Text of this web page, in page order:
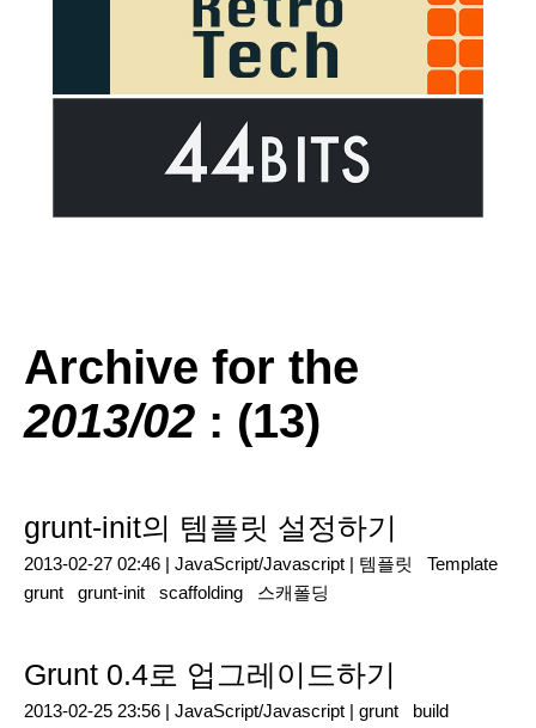
Archive for the
2013/02 : (13)
grunt-init의 템플릿 설정하기
2013-02-27 02:46 | JavaScript/Javascript | 템플릿
Template
grunt
grunt-init scaffolding 스캐폴딩
Grunt 0.4로 업그레이드하기
2013-02-25 23:56 | JavaScript/Javascript | grunt
build